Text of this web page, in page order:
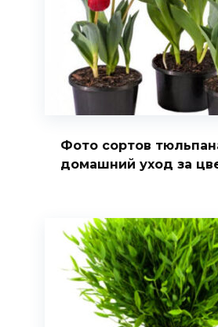
Фото сортов
домашний уход за